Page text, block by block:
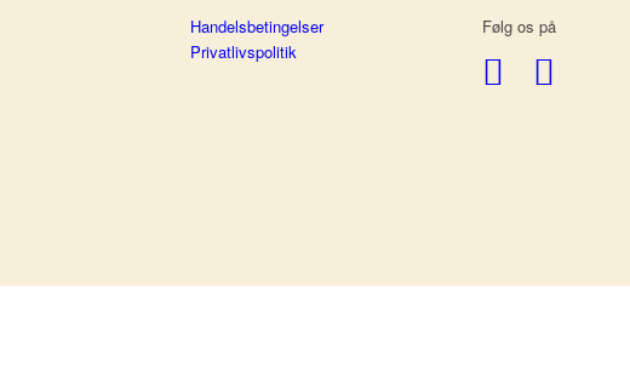
Handelsbetingelser
Privatlivspolitik
Følg os på